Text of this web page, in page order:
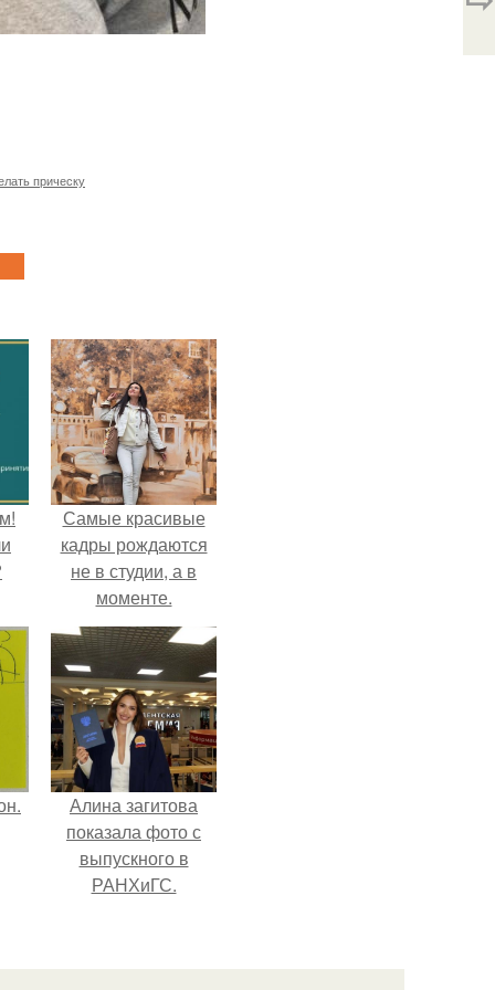
прическу
Самые красивые
кадры рождаются
не в студии, а в
моменте.
Алина загитова
показала фото с
выпускного в
РАНХиГС.